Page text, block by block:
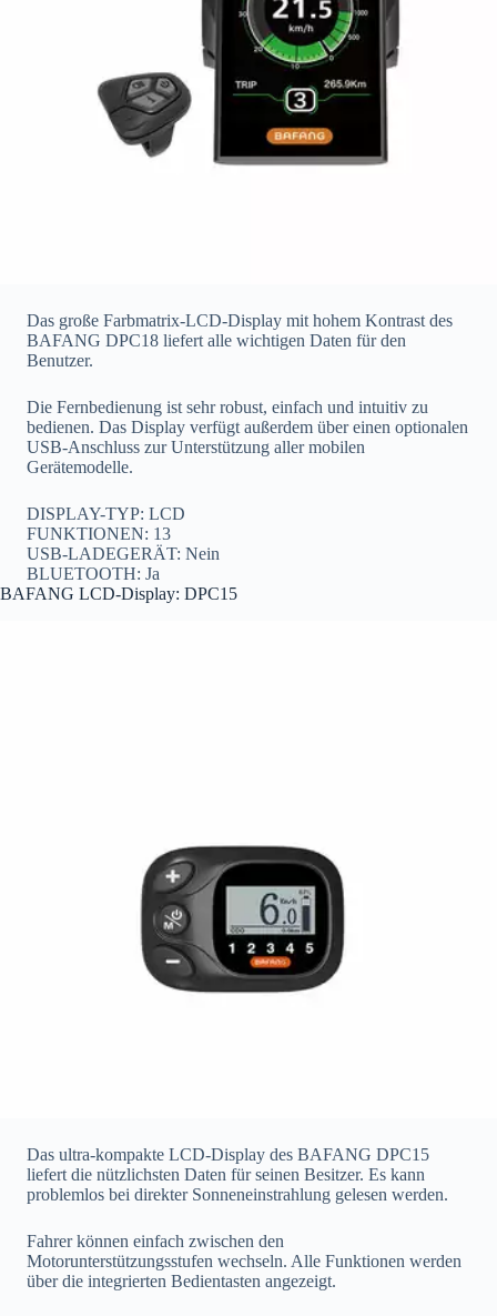
Das große Farbmatrix-LCD-Display mit hohem Kontrast des
BAFANG DPC18 liefert alle wichtigen Daten für den
Benutzer.
Die Fernbedienung ist sehr robust, einfach und intuitiv zu
bedienen. Das Display verfügt außerdem über einen optionalen
USB-Anschluss zur Unterstützung aller mobilen
Gerätemodelle.
DISPLAY-TYP: LCD
FUNKTIONEN: 13
USB-LADEGERÄT: Nein
BLUETOOTH: Ja
BAFANG LCD-Display: DPC15
Das ultra-kompakte LCD-Display des BAFANG DPC15
liefert die nützlichsten Daten für seinen Besitzer. Es kann
problemlos bei direkter Sonneneinstrahlung gelesen werden.
Fahrer können einfach zwischen den
Motorunterstützungsstufen wechseln. Alle Funktionen werden
über die integrierten Bedientasten angezeigt.